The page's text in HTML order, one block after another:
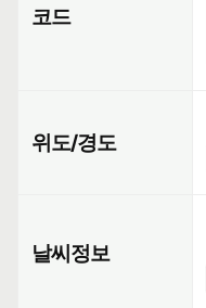
코드
위도/경도
날씨정보